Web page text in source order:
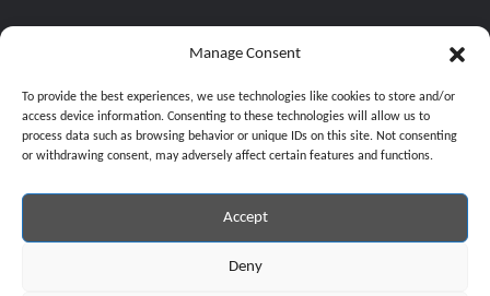
Manage Consent
To provide the best experiences, we use technologies like cookies to store and/or
access device information. Consenting to these technologies will allow us to
process data such as browsing behavior or unique IDs on this site. Not consenting
or withdrawing consent, may adversely affect certain features and functions.
Accept
Deny
Подписка на email рассылку:
Продолжая, вы соглашаетесь с нашей политикой
Copyright © 2024 All Rights Reserved by